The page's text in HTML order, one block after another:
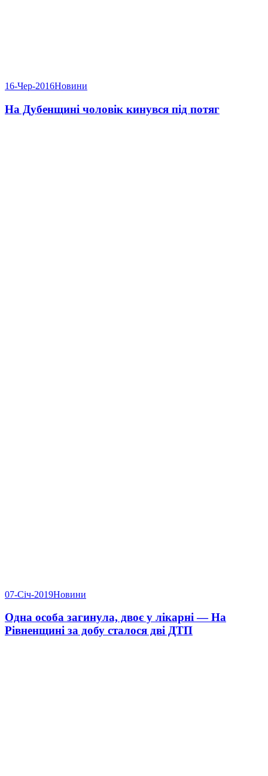
16-Чер-2016Новини
На Дубенщині чоловік кинувся під потяг
07-Січ-2019Новини
Одна особа загинула, двоє у лікарні — На
Рівненщині за добу сталося дві ДТП